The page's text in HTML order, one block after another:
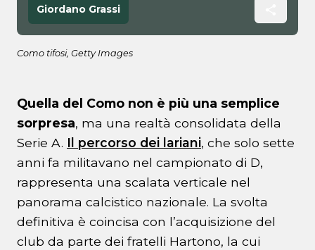
Giordano Grassi
Como tifosi, Getty Images
Quella del Como non è più una semplice
sorpresa, ma una realtà consolidata della
Serie A. Il percorso dei lariani, che solo sette
anni fa militavano nel campionato di D,
rappresenta una scalata verticale nel
panorama calcistico nazionale. La svolta
definitiva è coincisa con l’acquisizione del
club da parte dei fratelli Hartono, la cui